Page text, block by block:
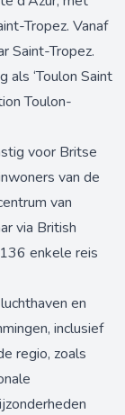
Tropez. Vanaf
Saint-Tropez.
‘Toulon Saint
Toulon-
voor Britse
van de
van
via British
enkele reis
en
inclusief
regio, zoals